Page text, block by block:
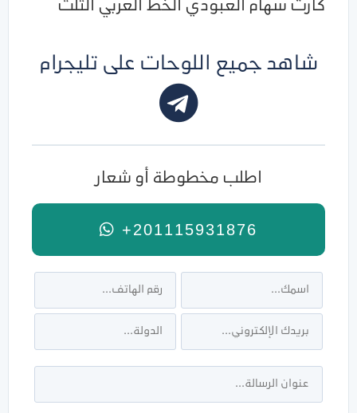
كارت سهام العبودي الخط العربي الثلث
شاهد جميع اللوحات على تليجرام
اطلب مخطوطة أو شعار
+201115931876